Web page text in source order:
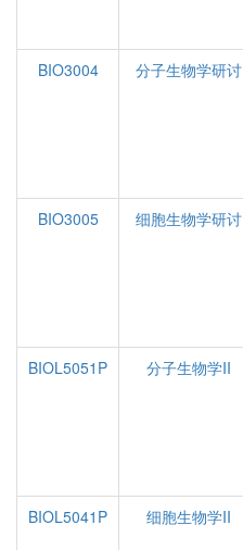
BIO3004
分子生物学研讨
BIO3005
细胞生物学研讨
BIOL5051P
分子生物学II
BIOL5041P
细胞生物学II